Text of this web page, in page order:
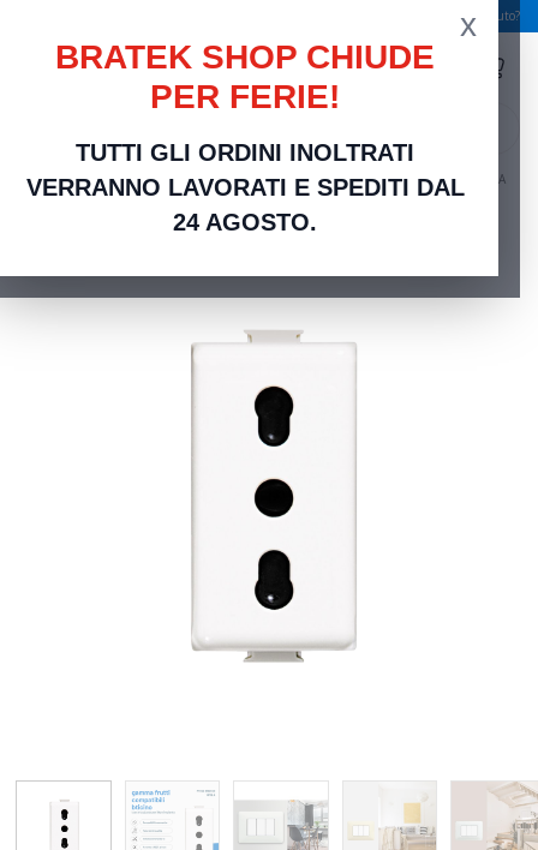
Serve aiuto?
x
BRATEK SHOP CHIUDE
PER FERIE!
TUTTI GLI ORDINI INOLTRATI
VERRANNO LAVORATI E SPEDITI DAL
24 AGOSTO.
Home Frutti Elettrici Serie Civili Compatibili bticino Matix
Presa Bipasso10A / 16A
Compatibile Bticino Matix | Versatilità di Connessione